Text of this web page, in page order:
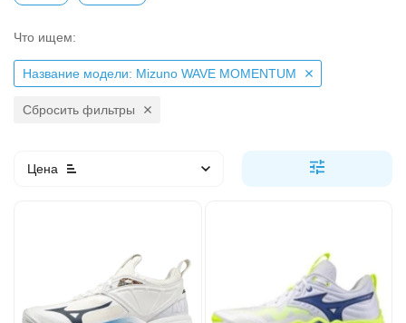
Что ищем:
Название модели: Mizuno WAVE MOMENTUM
Сбросить фильтры
Цена